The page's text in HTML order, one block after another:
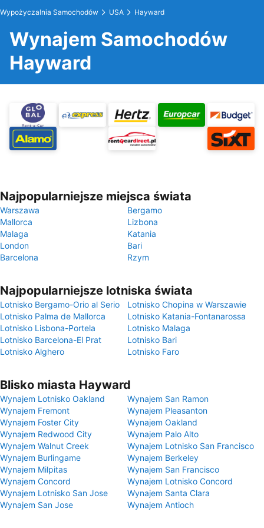
Wypożyczalnia Samochodów USA Hayward
Wynajem Samochodów
Hayward
Najpopularniejsze miejsca świata
Warszawa
Bergamo
Mallorca
Lizbona
Malaga
Katania
London
Bari
Barcelona
Rzym
Najpopularniejsze lotniska świata
Lotnisko Bergamo-Orio al Serio
Lotnisko Chopina w Warszawie
Lotnisko Palma de Mallorca
Lotnisko Katania-Fontanarossa
Lotnisko Lisbona-Portela
Lotnisko Malaga
Lotnisko Barcelona-El Prat
Lotnisko Bari
Lotnisko Alghero
Lotnisko Faro
Blisko miasta Hayward
Wynajem Lotnisko Oakland
Wynajem San Ramon
Wynajem Fremont
Wynajem Pleasanton
Wynajem Foster City
Wynajem Oakland
Wynajem Redwood City
Wynajem Palo Alto
Wynajem Walnut Creek
Wynajem Lotnisko San Francisco
Wynajem Burlingame
Wynajem Berkeley
Wynajem Milpitas
Wynajem San Francisco
Wynajem Concord
Wynajem Lotnisko Concord
Wynajem Lotnisko San Jose
Wynajem Santa Clara
Wynajem San Jose
Wynajem Antioch